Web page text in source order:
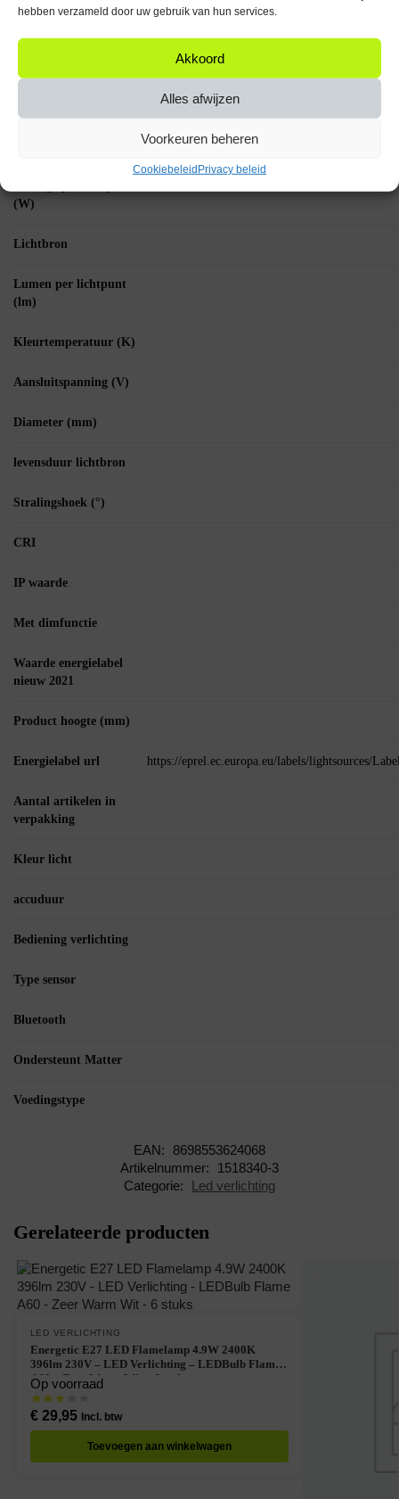
hebben verzameld door uw gebruik van hun services.
Akkoord
Alles afwijzen
Voorkeuren beheren
Cookiebeleid Privacy beleid
(W)
Lichtbron
Lumen per lichtpunt
(lm)
Kleurtemperatuur (K)
Aansluitspanning (V)
Diameter (mm)
levensduur lichtbron
Stralingshoek (°)
CRI
IP waarde
Met dimfunctie
Waarde energielabel
nieuw 2021
Product hoogte (mm)
Energielabel url https://eprel.ec.europa.eu/labels/lightsources/
Aantal artikelen in
verpakking
Kleur licht
accuduur
Bediening verlichting
Type sensor
Bluetooth
Ondersteunt Matter
Voedingstype
EAN:
8698553624068
Artikelnummer:
1518340-3
Categorie:
Led verlichting
Gerelateerde producten
LED VERLICHTING
Energetic E27 LED Flamelamp 4.9W 2400K
396lm 230V – LED Verlichting – LEDBulb Flame
A60 – Zeer Warm Wit – 6 stuks
Op voorraad
€29,95 Incl. btw
Toevoegen aan winkelwagen